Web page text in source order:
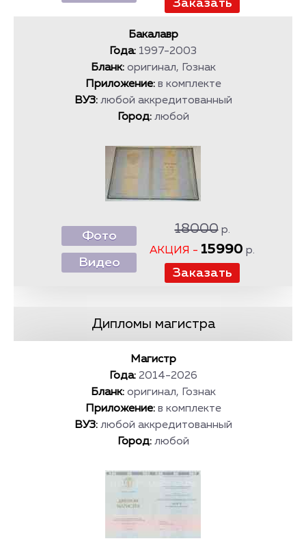
Бакалавр
Года: 1997-2003
Бланк: оригинал, Гознак
Приложение: в комплекте
ВУЗ: любой аккредитованный
Город: любой
Фото
Видео
18000р.
АКЦИЯ - 15990 р.
Дипломы магистра
Магистр
Года: 2014-2026
Бланк: оригинал, Гознак
Приложение: в комплекте
ВУЗ: любой аккредитованный
Город: любой